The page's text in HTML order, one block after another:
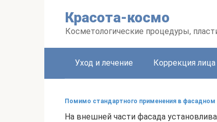
Красота-космо
Косметологические процедуры,
Уход и лечение Коррекция лица
Помимо стандартного применения в
На внешней части фасада